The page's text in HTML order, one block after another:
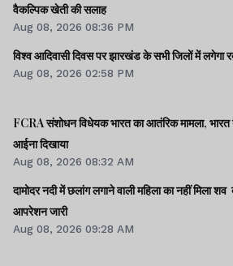
वैकल्पिक खेती की सलाह
Aug 08, 2026 08:36 PM
विश्व आदिवासी दिवस पर झारखंड के सभी जिलों में लगेगा
Aug 08, 2026 02:58 PM
FCRA संशोधन विधेयक भारत का आतंरिक मामला, भारत
आईना दिखाया
Aug 08, 2026 08:32 AM
दामोदर नदी में छलांग लगाने वाली महिला का नहीं मिला
आपरेशन जारी
Aug 08, 2026 09:28 AM